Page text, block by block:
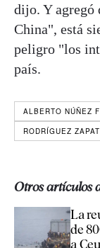
dijo. Y agregó
China", está
peligro "los
país.
ALBERTO NÚÑEZ
RODRÍGUEZ
Otros artículos
La
de
a